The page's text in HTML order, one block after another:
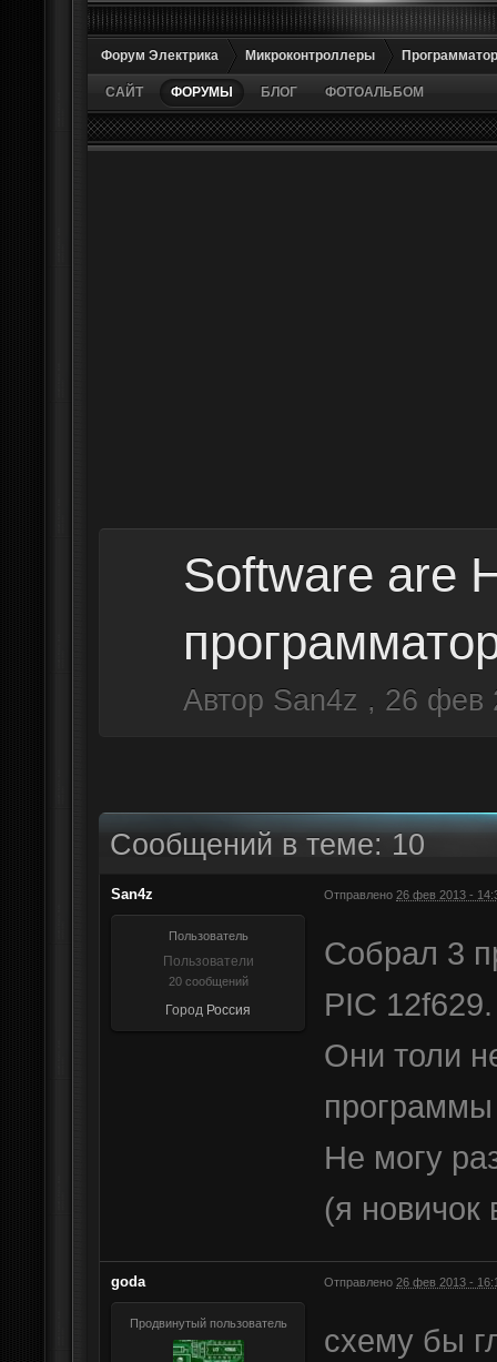
Форум Электрика Микроконтроллеры
САЙТ ФОРУМЫ БЛОГ ФОТОАЛЬБОМ
Software are
Автор San4z , 26 фев
Сообщений в теме: 10
San4z Отправлено 26 фев 2013 -
Пользователь
Пользователи
20 сообщений
Город Россия
Собрал 3
PIC 12f629.
Они толи
Не могу
(я новичок
goda Отправлено 26 фев 2013 -
Продвинутый пользователь
схему бы